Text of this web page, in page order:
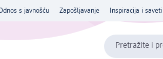
s javnošću Zapošljavanje Inspiracija i saveti
Pretražite i